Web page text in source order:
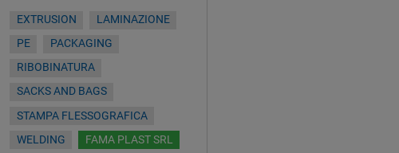
EXTRUSION
LAMINAZIONE
PE
PACKAGING
RIBOBINATURA
SACKS AND BAGS
STAMPA FLESSOGRAFICA
WELDING
FAMA PLAST SRL